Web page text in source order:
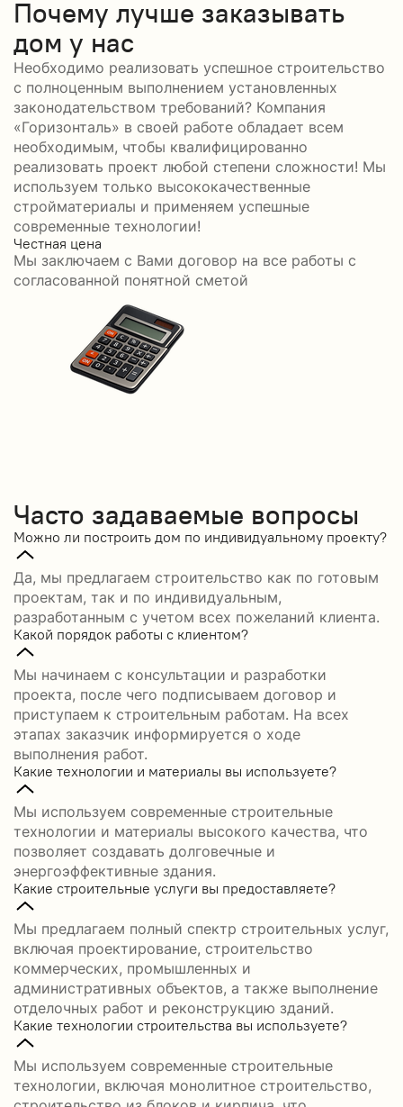
Почему лучше заказывать
дом у нас
Необходимо реализовать успешное строительство
с полноценным выполнением установленных
законодательством требований? Компания
«Горизонталь» в своей работе обладает всем
необходимым, чтобы квалифицированно
реализовать проект любой степени сложности! Мы
используем только высококачественные
стройматериалы и применяем успешные
современные технологии!
Честная цена
Мы заключаем с Вами договор на все работы с
согласованной понятной сметой
Часто задаваемые вопросы
Можно ли построить дом по индивидуальному проекту?
Да, мы предлагаем строительство как по готовым
проектам, так и по индивидуальным,
разработанным с учетом всех пожеланий клиента.
Какой порядок работы с клиентом?
Мы начинаем с консультации и разработки
проекта, после чего подписываем договор и
приступаем к строительным работам. На всех
этапах заказчик информируется о ходе
выполнения работ.
Какие технологии и материалы вы используете?
Мы используем современные строительные
технологии и материалы высокого качества, что
позволяет создавать долговечные и
энергоэффективные здания.
Какие строительные услуги вы предоставляете?
Мы предлагаем полный спектр строительных услуг,
включая проектирование, строительство
коммерческих, промышленных и
административных объектов, а также выполнение
отделочных работ и реконструкцию зданий.
Какие технологии строительства вы используете?
Мы используем современные строительные
технологии, включая монолитное строительство,